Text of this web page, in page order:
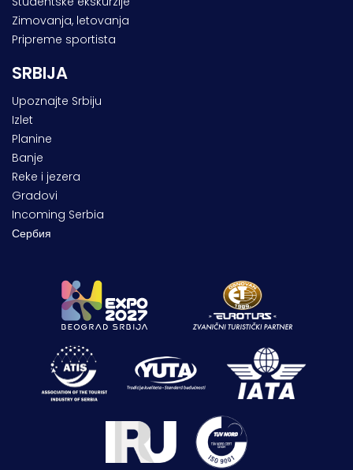
Zimovanja, letovanja
Pripreme sportista
SRBIJA
Upoznajte Srbiju
Izlet
Planine
Banje
Reke i jezera
Gradovi
Incoming Serbia
Сербия